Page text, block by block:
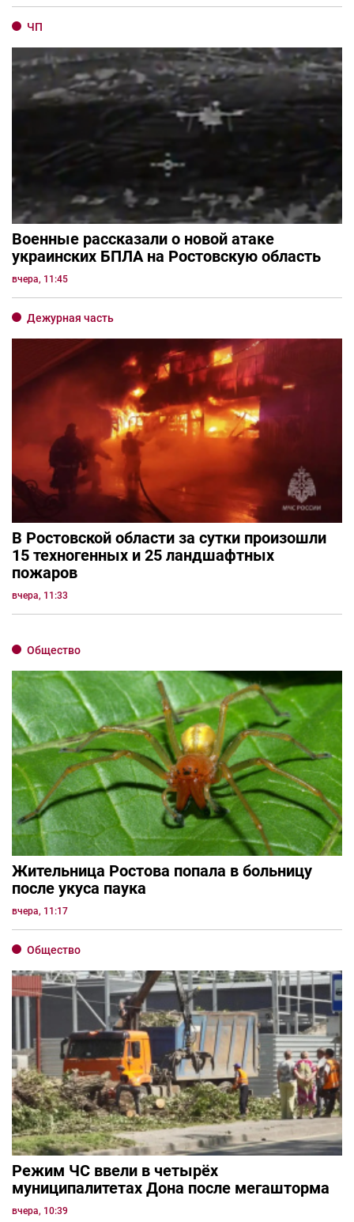
ЧП
Военные рассказали о новой атаке
украинских БПЛА на Ростовскую область
вчера, 11:45
Дежурная часть
В Ростовской области за сутки произошли
15 техногенных и 25 ландшафтных
пожаров
вчера, 11:33
Общество
Жительница Ростова попала в больницу
после укуса паука
вчера, 11:17
Общество
Режим ЧС ввели в четырёх
муниципалитетах Дона после мегашторма
вчера, 10:39